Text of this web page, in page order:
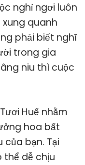
nghỉ ngơi luôn
quanh
phải biết nghĩ
trong gia
niu thì cuộc
Huế nhằm
hoa bất
bạn. Tại
dễ chịu